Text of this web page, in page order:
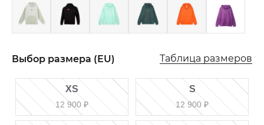
Выбор размера (EU) Таблица размеров
XS
12 900 ₽
S
12 900 ₽